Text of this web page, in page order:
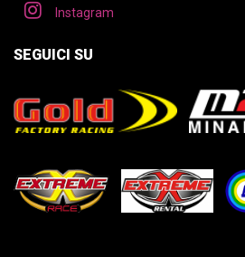
Instagram
SEGUICI SU